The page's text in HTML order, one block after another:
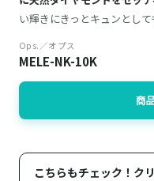
い輝きにきっとキュンとして
Ops.／オプス
MELE-NK-10K
商
こちらもチェック！ク